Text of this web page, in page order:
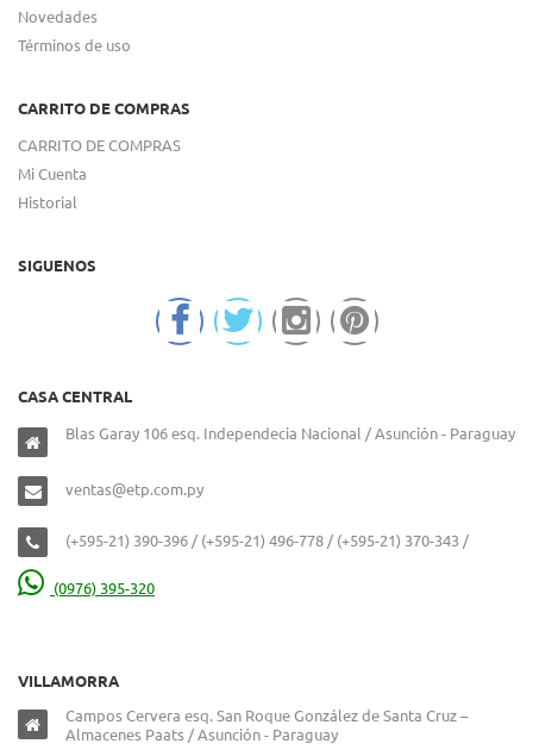
Novedades
Términos de uso
CARRITO DE COMPRAS
CARRITO DE COMPRAS
Mi Cuenta
Historial
SIGUENOS
CASA CENTRAL
Blas Garay 106 esq. Independecia Nacional / Asunción - Paraguay
ventas@etp.com.py
(+595-21) 390-396 / (+595-21) 496-778 / (+595-21) 370-343 /
(0976) 395-320
VILLAMORRA
Campos Cervera esq. San Roque González de Santa Cruz –
Almacenes Paats / Asunción - Paraguay